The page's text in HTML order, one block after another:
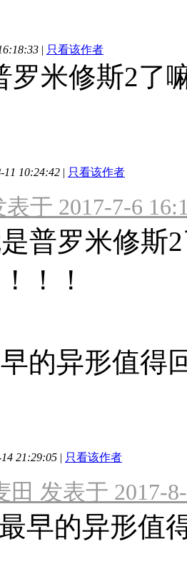
| 只看该作者
罗米修斯2了
11 10:24:42 | 只看该作者
表于 2017-7-6
普罗米修斯
！！
的异形值得
21:29:05 | 只看该作者
田 发表于 2017-
早的异形值